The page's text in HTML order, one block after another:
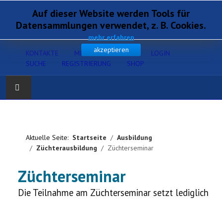
KONTAKTE MITGLIEDERSERVICE
LOGIN
SUCHE
REGISTRIERUNG SHOP
Verband
Aktuelle Seite: Startseite
Ausbildung
Züchterausbildung
Züchterseminar
Auf dieser Website werden Tools für
Datensammlungen verwendet, z. B. Cookies.
mehr erfahren
akzeptieren
Züchterseminar
Die Teilnahme am Züchterseminar setzt lediglich